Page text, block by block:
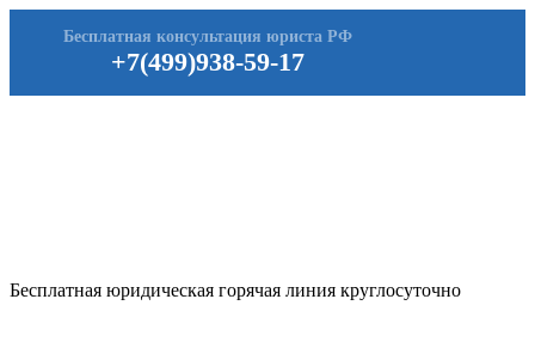
+7(499)938-59-17
Бесплатная консультация юриста РФ
Бесплатная юридическая горячая линия круглосуточно